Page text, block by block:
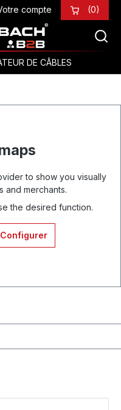
compte (0)
DE CÂBLES
to show you visually
and merchants.
the desired function.
Configurer